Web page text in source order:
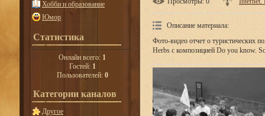
Хобби и образование
Юмор
Статистика
Онлайн всего: 1
Гостей: 1
Пользователей: 0
Категории каналов
Другое
Описание материала:
Фото-видео отчет о туристических
Herbs с композицией Do you know.